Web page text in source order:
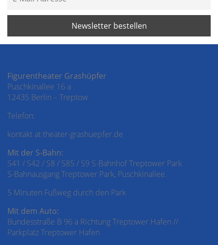
Figurentheater Grashüpfer
Puschkinallee 16 a
12435 Berlin – Treptow
Telefon:
kontakt at theater-grashuepfer.de
Mit der S-Bahn:
S41 / S42 / S8 / S85 / S9 S-Bahnhof Treptower Park
S-Bahnausgang Treptower Park, Puschkinallee.
5 Minuten Fußweg durch den Park
Mit dem Auto:
Bundesstraße B 96 a Richtung Treptower Hafen //
Parkplatz Treptower Hafen